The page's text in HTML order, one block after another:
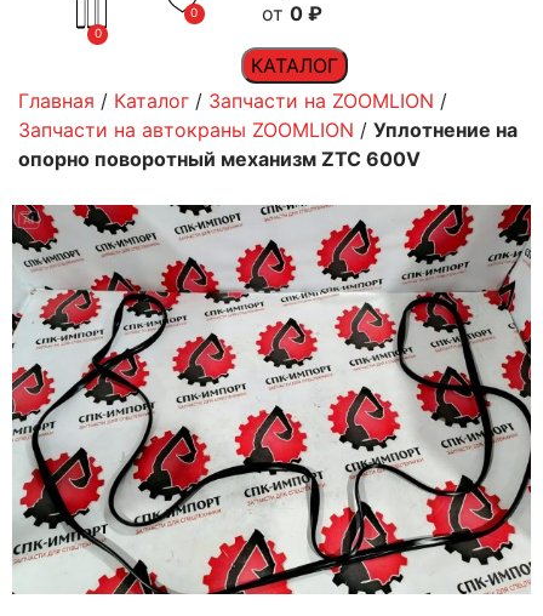
0
0 0 ₽
КАТАЛОГ
Главная / Каталог / Запчасти на ZOOMLION /
Запчасти на автокраны ZOOMLION / Уплотнение на
опорно поворотный механизм ZTC 600V